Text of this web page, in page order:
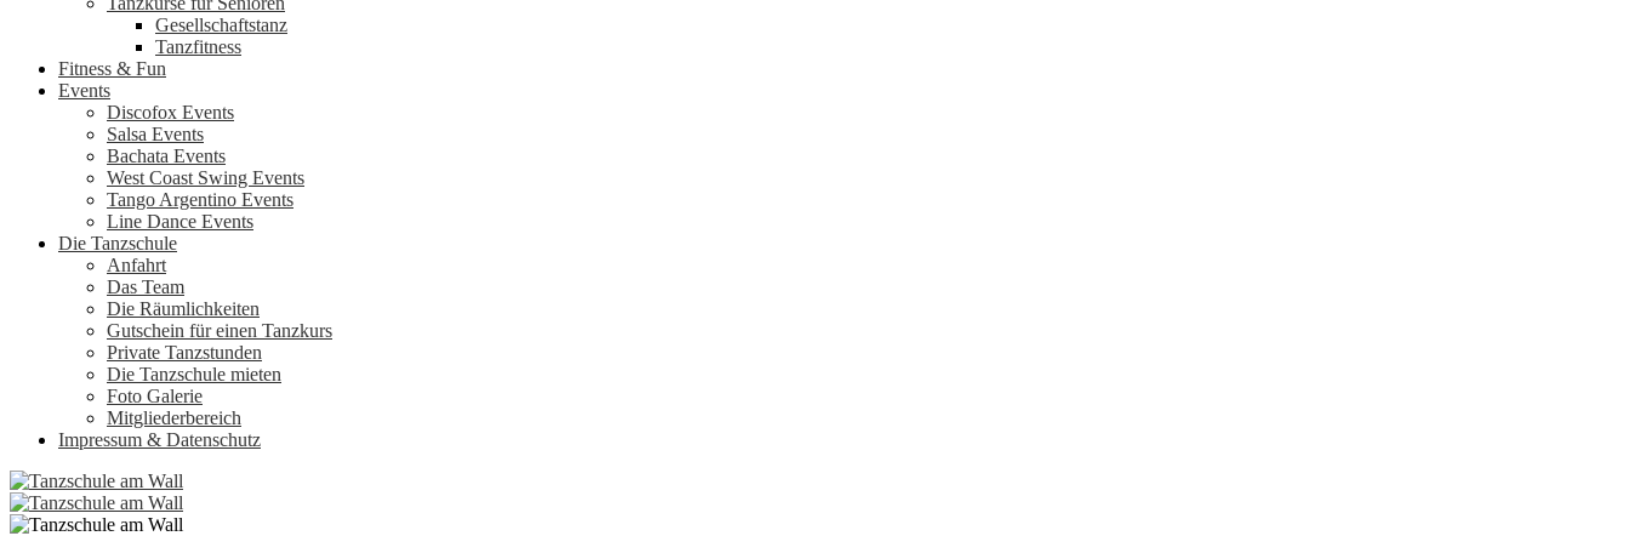
Gesellschaftstanz
Tanzfitness
Fitness & Fun
Events
Discofox Events
Salsa Events
Bachata Events
West Coast Swing Events
Tango Argentino Events
Line Dance Events
Die Tanzschule
Anfahrt
Das Team
Die Räumlichkeiten
Gutschein für einen Tanzkurs
Private Tanzstunden
Die Tanzschule mieten
Foto Galerie
Mitgliederbereich
Impressum & Datenschutz